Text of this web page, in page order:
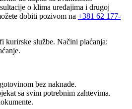
o klima uređajima i drugoj
dobiti pozivom na +381 62 177-
kurirske službe. Načini plaćanja:
bez naknade.
sa svim potrebnim zahtevima.